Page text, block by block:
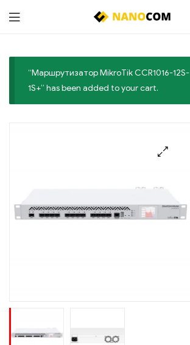
“Маршрутизатор MikroTik CCR1016-12S-
1S+” has been added to your cart.